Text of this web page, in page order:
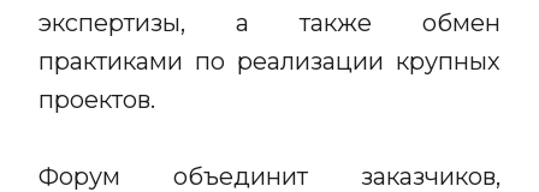
экспертизы, а также обмен
практиками по реализации крупных
проектов.
Форум объединит заказчиков,